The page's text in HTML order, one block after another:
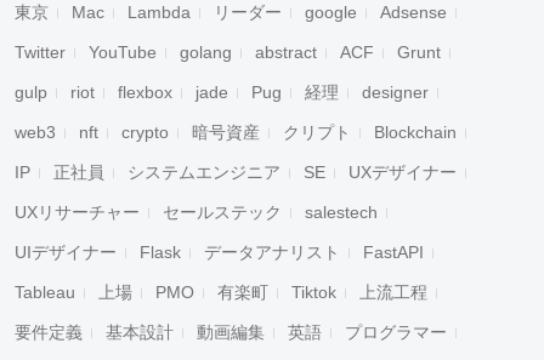
東京 Mac Lambda リーダー google Adsense
Twitter YouTube golang abstract ACF Grunt
gulp riot flexbox jade Pug 経理 designer
web3 nft crypto 暗号資産 クリプト Blockchain
IP 正社員 システムエンジニア SE UXデザイナー
UXリサーチャー セールステック salestech
UIデザイナー Flask データアナリスト FastAPI
Tableau 上場 PMO 有楽町 Tiktok 上流工程
要件定義 基本設計 動画編集 英語 プログラマー